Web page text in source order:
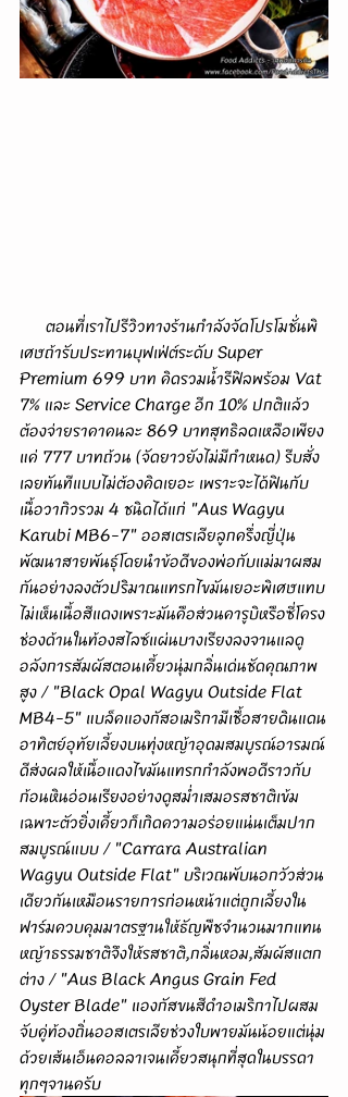
เศษถ้ารับประทานบุฟเฟ่ต์ระดับ Super
Premium 699 บาท คิดรวมน้ำรีฟิลพร้อม Vat
7% และ Service Charge อีก 10% ปกติแล้ว
ต้องจ่ายราคาคนละ 869 บาทสุทธิลดเหลือเพียง
แค่ 777 บาทถ้วน (จัดยาวยังไม่มีกำหนด) รีบสั่ง
เลยทันทีแบบไม่ต้องคิดเยอะ เพราะจะได้ฟินกับ
เนื้อวากิวรวม 4 ชนิดได้แก่ "Aus Wagyu
Karubi MB6-7" ออสเตรเลียลูกครึ่งญี่ปุ่น
พัฒนาสายพันธุ์โดยนำข้อดีของพ่อกับแม่มาผสม
กันอย่างลงตัวปริมาณแทรกไขมันเยอะพิเศษแทบ
ไม่เห็นเนื้อสีแดงเพราะมันคือส่วนคารูบิหรือซี่โครง
ช่องด้านในท้องสไลซ์แผ่นบางเรียงลงจานแลดู
อลังการสัมผัสตอนเคี้ยวนุ่มกลิ่นเด่นชัดคุณภาพ
สูง / "Black Opal Wagyu Outside Flat
MB4-5" แบล็คแองกัสอเมริกามีเชื้อสายดินแดน
อาทิตย์อุทัยเลี้ยงบนทุ่งหญ้าอุดมสมบูรณ์อารมณ์
ดีส่งผลให้เนื้อแดงไขมันแทรกกำลังพอดีราวกับ
ก้อนหินอ่อนเรียงอย่างดูสม่ำเสมอรสชาติเข้ม
เฉพาะตัวยิ่งเคี้ยวก็เกิดความอร่อยแน่นเต็มปาก
สมบูรณ์แบบ / "Carrara Australian
Wagyu Outside Flat" บริเวณพับนอกวัวส่วน
เดียวกันเหมือนรายการก่อนหน้าแต่ถูกเลี้ยงใน
ฟาร์มควบคุมมาตรฐานให้ธัญพืชจำนวนมากแทน
หญ้าธรรมชาติจึงให้รสชาติ,กลิ่นหอม,สัมผัสแตก
ต่าง / "Aus Black Angus Grain Fed
Oyster Blade" แองกัสขนสีดำอเมริกาไปผสม
จับคู่ท้องถิ่นออสเตรเลียช่วงใบพายมันน้อยแต่นุ่ม
ด้วยเส้นเอ็นคอลลาเจนเคี้ยวสนุกที่สุดในบรรดา
ทุกๆจานครับ